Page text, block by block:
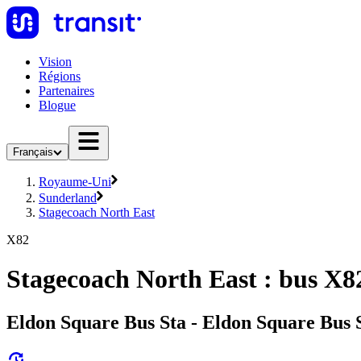
Vision
Régions
Partenaires
Blogue
Français
Royaume-Uni
Sunderland
Stagecoach North East
X82
Stagecoach North East : bus
Eldon Square Bus Sta - Eldon Square Bus